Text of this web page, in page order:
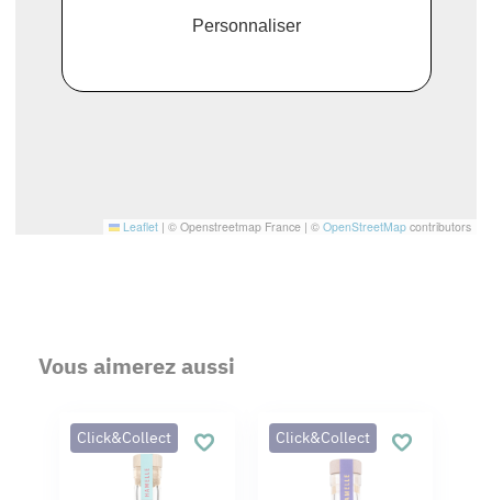
Leaflet | © Openstreetmap France | © OpenStreetMap contributors
Vous aimerez aussi
Click&Collect Click&Collect
Personnaliser